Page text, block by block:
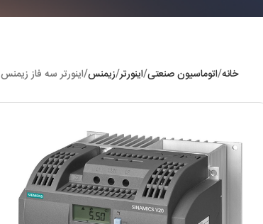
خانه اتوماسیون صنعتی اینورتر زیمنس اینورتر سه فاز زیمنس Siemens V20 توان 15KW